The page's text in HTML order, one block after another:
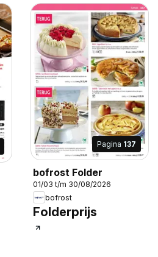
Pagina 137
bofrost Folder
01/03 t/m 30/08/2026
bofrost
Folderprijs